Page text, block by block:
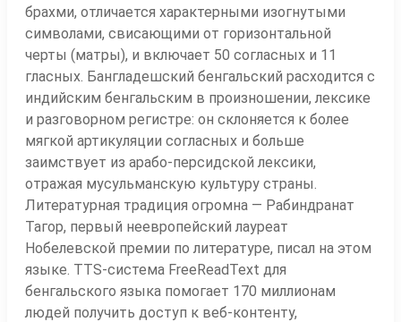
брахми, отличается характерными изогнутыми
символами, свисающими от горизонтальной
черты (матры), и включает 50 согласных и 11
гласных. Бангладешский бенгальский расходится с
индийским бенгальским в произношении, лексике
и разговорном регистре: он склоняется к более
мягкой артикуляции согласных и больше
заимствует из арабо-персидской лексики,
отражая мусульманскую культуру страны.
Литературная традиция огромна — Рабиндранат
Тагор, первый неевропейский лауреат
Нобелевской премии по литературе, писал на этом
языке. TTS-система FreeReadText для
бенгальского языка помогает 170 миллионам
людей получить доступ к веб-контенту,